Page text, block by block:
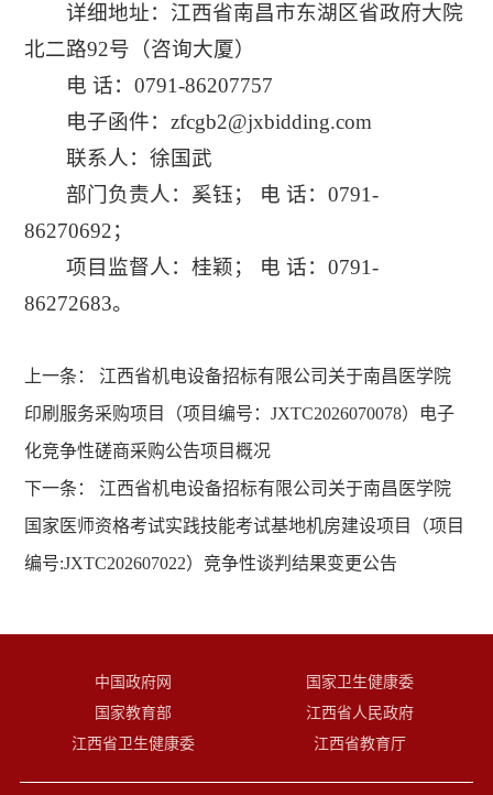
详细地址：江西省南昌市东湖区省政府大院
北二路92号（咨询大厦）
电 话： 0791-86207757
电子函件：zfcgb2@jxbidding.com
联系人：徐国武
部门负责人：奚钰； 电 话：0791-
86270692；
项目监督人：桂颖； 电 话：0791-
86272683。
上一条：
江西省机电设备招标有限公司关于南昌医学院
印刷服务采购项目（项目编号：JXTC2026070078）电子
化竞争性磋商采购公告项目概况
下一条：
江西省机电设备招标有限公司关于南昌医学院
国家医师资格考试实践技能考试基地机房建设项目（项目
编号:JXTC202607022）竞争性谈判结果变更公告
中国政府网
国家卫生健康委
国家教育部
江西省人民政府
江西省卫生健康委
江西省教育厅